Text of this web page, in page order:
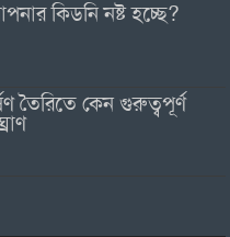
কিডনি নষ্ট হচ্ছে?
তৈরিতে কেন গুরুত্বপূর্ণ